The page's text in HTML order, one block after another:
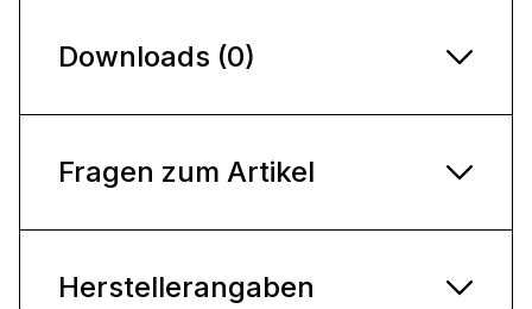
Downloads (0)
Fragen zum Artikel
Herstellerangaben